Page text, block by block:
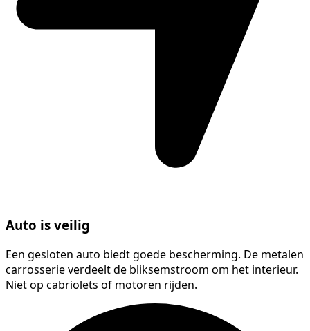
Auto is veilig
Een gesloten auto biedt goede bescherming. De metalen
carrosserie verdeelt de bliksemstroom om het interieur.
Niet op cabriolets of motoren rijden.